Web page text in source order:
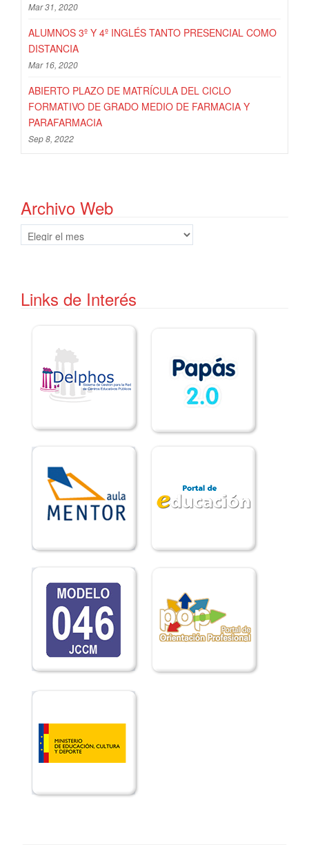
Mar 31, 2020
ALUMNOS 3º Y 4º INGLÉS TANTO PRESENCIAL COMO
DISTANCIA
Mar 16, 2020
ABIERTO PLAZO DE MATRÍCULA DEL CICLO
FORMATIVO DE GRADO MEDIO DE FARMACIA Y
PARAFARMACIA
Sep 8, 2022
Archivo Web
Archivo
Web
Links de Interés